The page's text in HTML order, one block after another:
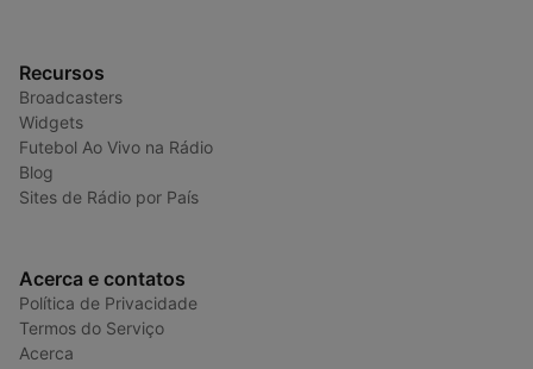
Recursos
Broadcasters
Widgets
Futebol Ao Vivo na Rádio
Blog
Sites de Rádio por País
Acerca e contatos
Política de Privacidade
Termos do Serviço
Acerca